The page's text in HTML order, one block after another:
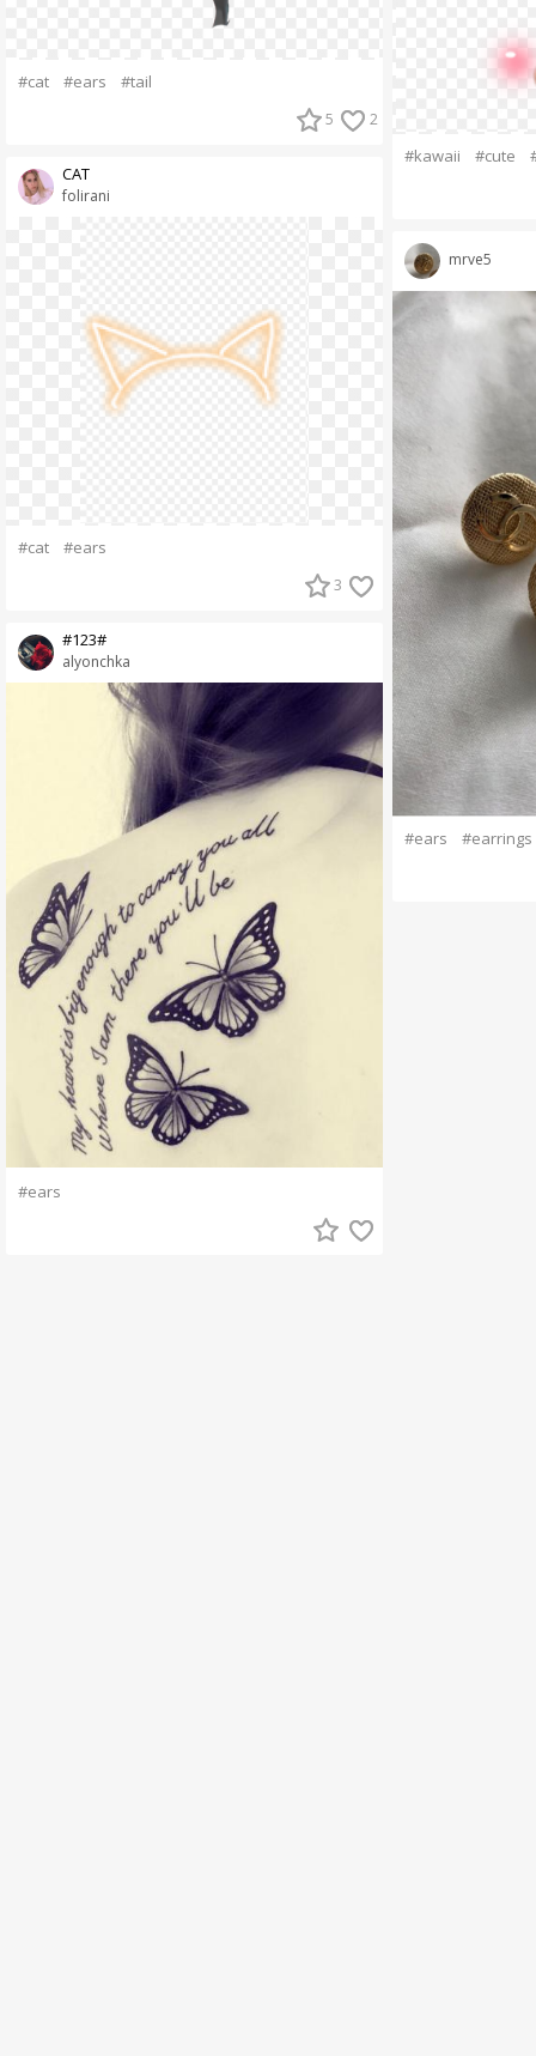
#cat #ears #tail
5 2
folirani
CAT
#cat #ears
3
alyonchka
#123#
#ears
#kawaii #cute
mrve5
#ears #earrings